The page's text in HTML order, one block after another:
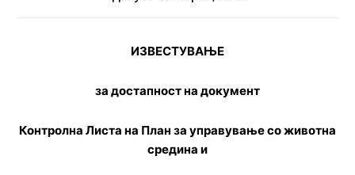
ИЗВЕСТУВАЊЕ
за достапност на документ
Контролна Листа на План за управување со животна
средина и